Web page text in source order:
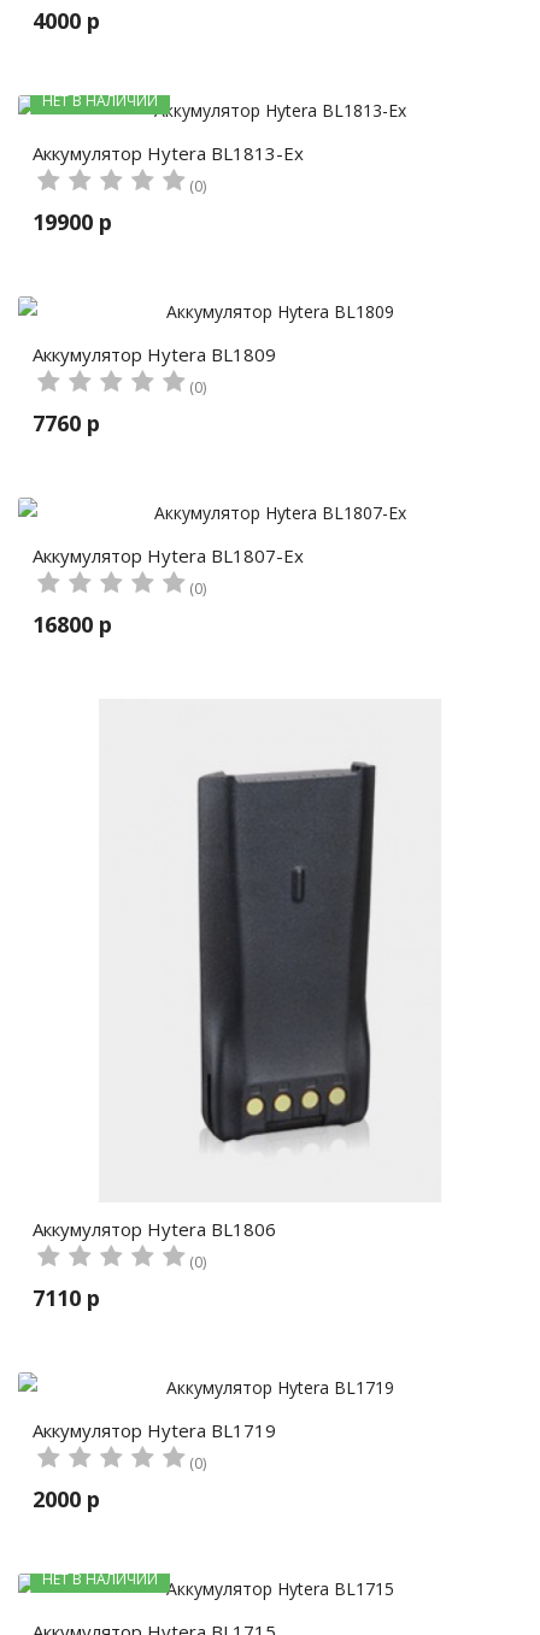
4000 р
НЕТ В НАЛИЧИИ
Аккумулятор Hytera BL1813-Ex
(0)
19900 р
Аккумулятор Hytera BL1809
(0)
7760 р
Аккумулятор Hytera BL1807-Ex
(0)
16800 р
Аккумулятор Hytera BL1806
(0)
7110 р
Аккумулятор Hytera BL1719
(0)
2000 р
НЕТ В НАЛИЧИИ